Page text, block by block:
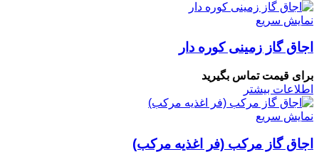
نمایش سریع
اجاق گاز زمینی کوره دار
برای قیمت تماس بگیرید
اطلاعات بیشتر
نمایش سریع
اجاق گاز مرکب (فر اغذیه مرکب)